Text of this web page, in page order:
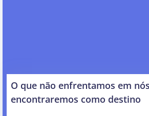
O que não enfrentamos em
encontraremos como destino